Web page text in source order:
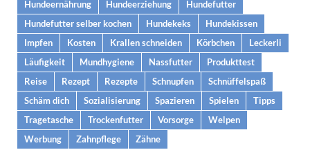
Hundeernährung
Hundeerziehung
Hundefutter
Hundefutter selber kochen
Hundekeks
Hundekissen
Impfen
Kosten Krallen schneiden Körbchen
Leckerli
Läufigkeit
Mundhygiene Nassfutter
Produkttest
Reise
Rezept Rezepte Schnupfen
Schnüffelspaß
Schäm dich
Sozialisierung Spazieren Spielen
Tipps
Tragetasche
Trockenfutter Vorsorge
Welpen
Werbung
Zahnpflege Zähne